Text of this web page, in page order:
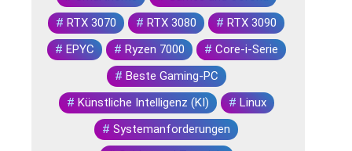
# RTX 3070 # RTX 3080 # RTX 3090
# EPYC # Ryzen 7000 # Core-i-Serie
# Beste Gaming-PC
# Künstliche Intelligenz (KI) # Linux
# Systemanforderungen